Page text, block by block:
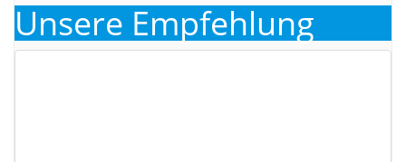
Unsere Empfehlung